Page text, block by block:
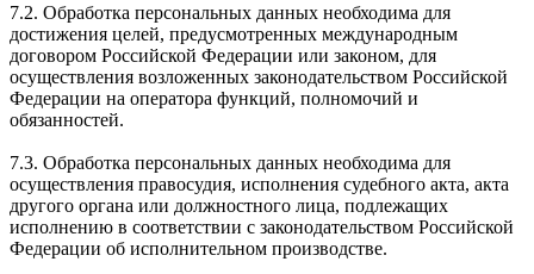
7.2. Обработка персональных данных необходима для
достижения целей, предусмотренных международным
договором Российской Федерации или законом, для
осуществления возложенных законодательством Российской
Федерации на оператора функций, полномочий и
обязанностей.
7.3. Обработка персональных данных необходима для
осуществления правосудия, исполнения судебного акта, акта
другого органа или должностного лица, подлежащих
исполнению в соответствии с законодательством Российской
Федерации об исполнительном производстве.